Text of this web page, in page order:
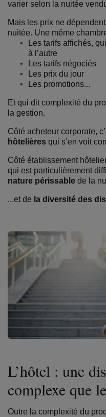
varier selon la nuitée
Mais les prix ne
nuitée. Une même
Les tarifs affichés,
à l’autre
Les tarifs négociés
Les prix du jour
Les promotions...
Et qui dit complexité du
la gestion.
Côté acheteur corporate,
hôtelières qui s’en voit
Côté établissement
qui est particulièrement
nature périssable de la
...et de la diversité des
L’hôtel : une
complexe que
Outre la complexité du